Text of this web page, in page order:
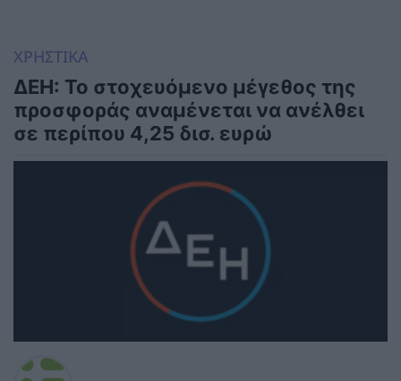
ΧΡΗΣΤΙΚΑ
ΔΕΗ: Το στοχευόμενο μέγεθος της
προσφοράς αναμένεται να ανέλθει
σε περίπου 4,25 δισ. ευρώ